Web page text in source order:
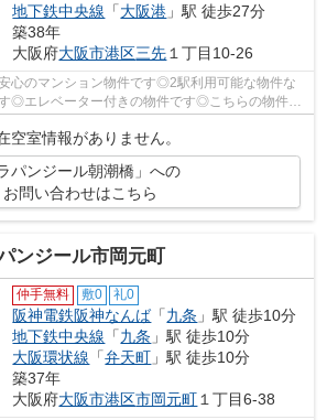
地下鉄中央線 「大阪港 」駅 徒歩27分
築38年
大阪府大阪市港区三先 １丁目10-26
心のマンション物件です◎2駅利用可能な物件な
◎エレベーター付きの物件です◎こちらの物件か
◎できるだけ早めに...
空室情報がありません。
ラパンジール朝潮橋」への
お問い合わせはこちら
ンジール市岡元町
仲手無料 敷0 礼0
阪神電鉄阪神なんば「九条 」駅 徒歩10分
地下鉄中央線 「九条 」駅 徒歩10分
大阪環状線 「弁天町 」駅 徒歩10分
築37年
大阪府大阪市港区市岡元町１丁目6-38